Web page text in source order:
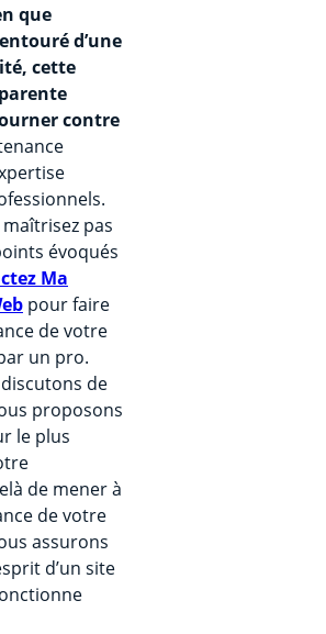
que
d’une
cette
contre
pas
évoqués
Ma
pour faire
de votre
un pro.
de
proposons
le plus
de mener à
de votre
assurons
d’un site